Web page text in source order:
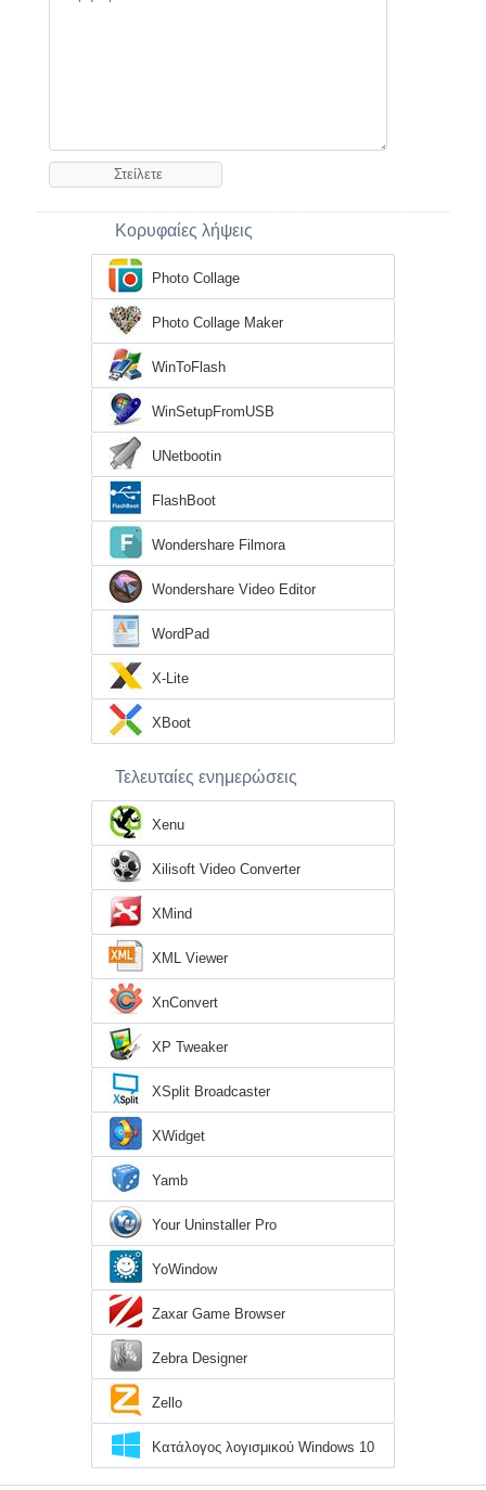
Κορυφαίες λήψεις
Photo Collage
Photo Collage Maker
WinToFlash
WinSetupFromUSB
UNetbootin
FlashBoot
Wondershare Filmora
Wondershare Video Editor
WordPad
X-Lite
XBoot
Τελευταίες ενημερώσεις
Xenu
Xilisoft Video Converter
XMind
XML Viewer
XnConvert
XP Tweaker
XSplit Broadcaster
XWidget
Yamb
Your Uninstaller Pro
YoWindow
Zaxar Game Browser
Zebra Designer
Zello
Κατάλογος λογισμικού Windows 10